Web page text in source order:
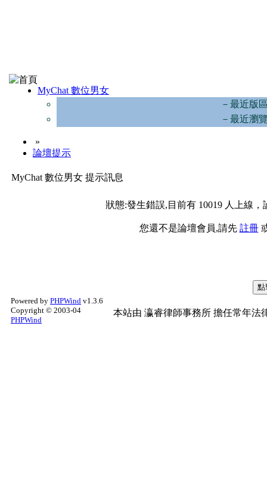
MyChat 數位男女
－最近版
－最近瀏
»
論壇提示
MyChat 數位男女 提示訊息
狀態:發生錯誤,目前有 10019 人上線
您還不是論壇會員,請先 註冊
Powered by PHPWind v1.3.6
Copyright © 2003-04
PHPWind
本站由 瀛睿律師事務所 擔任常年法